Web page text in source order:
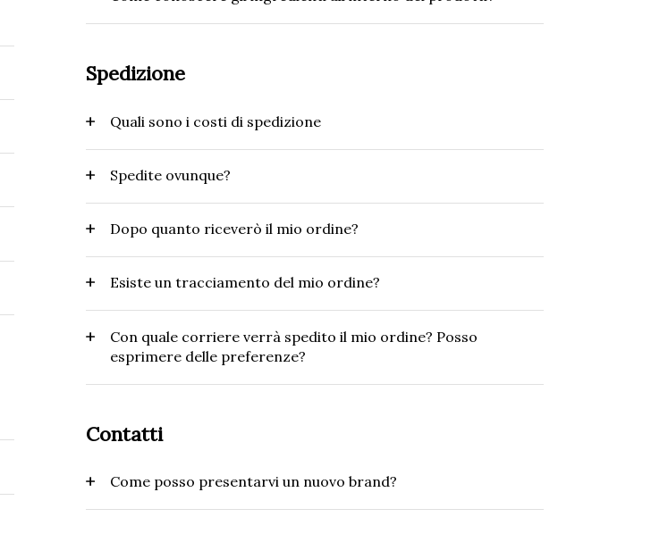
Spedizione
Quali sono i costi di spedizione
Spedite ovunque?
Dopo quanto riceverò il mio ordine?
Esiste un tracciamento del mio ordine?
Con quale corriere verrà spedito il mio ordine? Posso
esprimere delle preferenze?
Contatti
Come posso presentarvi un nuovo brand?